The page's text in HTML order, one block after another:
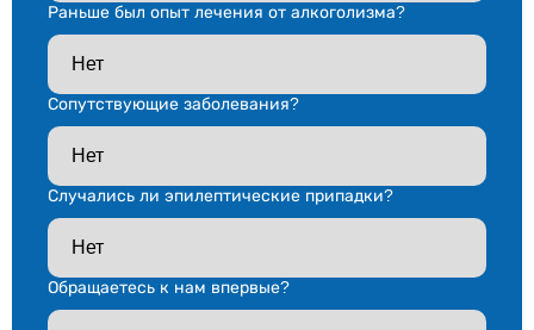
Раньше был опыт лечения от алкоголизма?
Сопутствующие заболевания?
Случались ли эпилептические припадки?
Обращаетесь к нам впервые?